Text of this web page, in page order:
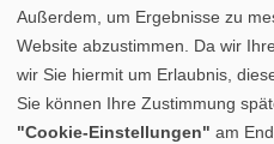
Außerdem, um Ergebnisse zu
Website abzustimmen. Da wir
wir Sie hiermit um Erlaubnis,
Sie können Ihre Zustimmung
"Cookie-Einstellungen" am